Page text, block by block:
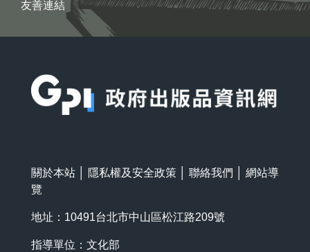
友善連結
關於本站 隱私權及安全政策 聯絡我們
網站導
覽
地址：10491台北市中山區松江路209號
指導單位：文化部